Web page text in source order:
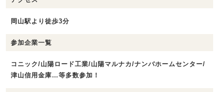
岡山駅より徒歩3分
参加企業一覧
コニック/山陽ロード工業/山陽マルナカ/ナンバホームセンター/
津山信用金庫…等多数参加！